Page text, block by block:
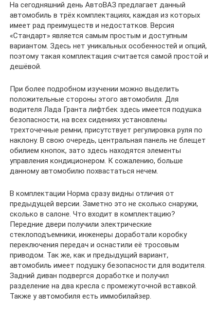
На сегодняшний день АвтоВАЗ предлагает данный
автомобиль в трёх комплектациях, каждая из которых
имеет рад преимуществ и недостатков. Версия
«Стандарт» является самым простым и доступным
вариантом. Здесь нет уникальных особенностей и опций,
поэтому такая комплектация считается самой простой и
дешёвой.
При более подробном изучении можно выделить
положительные стороны этого автомобиля. Для
водителя Лада Гранта лифтбек здесь имеется подушка
безопасности, на всех сидениях установлены
трехточечные ремни, присутствует регулировка руля по
наклону. В свою очередь, центральная панель не блещет
обилием кнопок, зато здесь находятся элементы
управления кондиционером. К сожалению, больше
данному автомобилю похвастаться нечем.
В комплектации Норма сразу видны отличия от
предыдущей версии. Заметно это не сколько снаружи,
сколько в салоне. Что входит в комплектацию?
Передние двери получили электрические
стеклоподъемники, инженеры доработали коробку
переключения передач и оснастили её тросовым
приводом. Так же, как и предыдущий вариант,
автомобиль имеет подушку безопасности для водителя.
Задний диван подвергся доработке и получил
разделение на два кресла с промежуточной вставкой.
Также у автомобиля есть иммобилайзер.